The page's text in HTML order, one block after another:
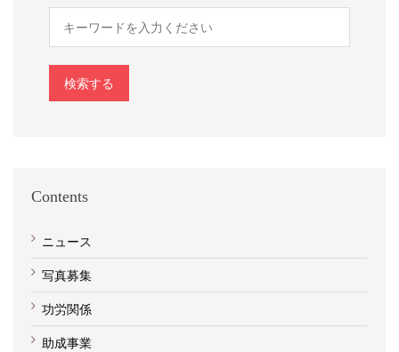
検索する
Contents
ニュース
写真募集
功労関係
助成事業